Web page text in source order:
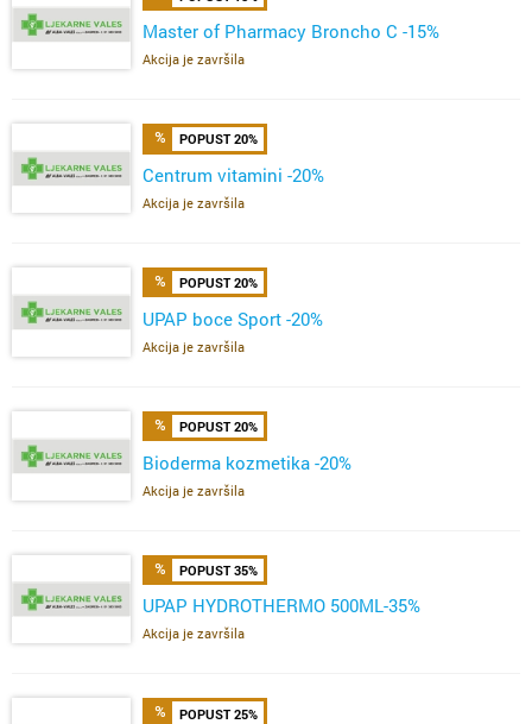
Master of Pharmacy Broncho C -15%
Akcija je završila
POPUST 20%
Centrum vitamini -20%
Akcija je završila
POPUST 20%
UPAP boce Sport -20%
Akcija je završila
POPUST 20%
Bioderma kozmetika -20%
Akcija je završila
POPUST 35%
UPAP HYDROTHERMO 500ML-35%
Akcija je završila
POPUST 25%